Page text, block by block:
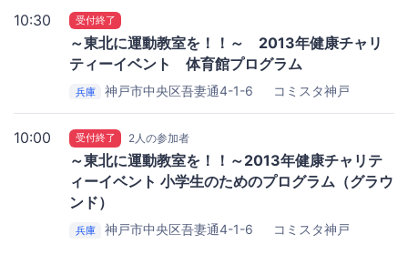
10:30 受付終了
～東北に運動教室を！！～ 2013年健康チャリ
ティーイベント 体育館プログラム
兵庫 神戸市中央区吾妻通4-1-6 コミスタ神戸
10:00 受付終了 2人の参加者
～東北に運動教室を！！～2013年健康チャリテ
ィーイベント 小学生のためのプログラム（グラウ
ンド）
兵庫 神戸市中央区吾妻通4-1-6 コミスタ神戸